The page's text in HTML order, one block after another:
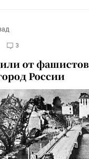
3
от фашистов
России